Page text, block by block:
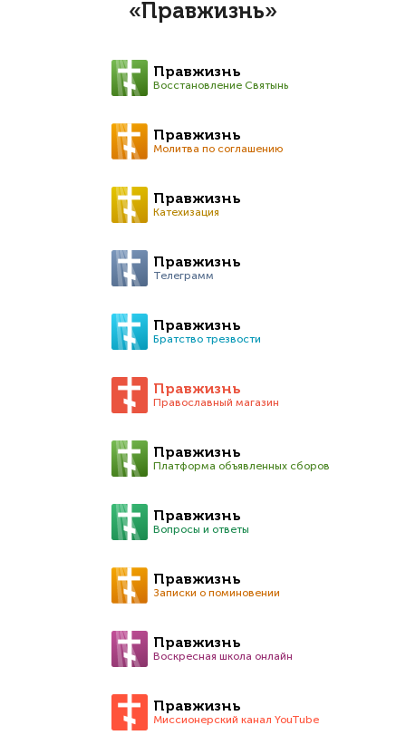
«Правжизнь»
Правжизнь
Восстановление Святынь
Правжизнь
Молитва по соглашению
Правжизнь
Катехизация
Правжизнь
Телеграмм
Правжизнь
Братство трезвости
Правжизнь
Православный магазин
Правжизнь
Платформа объявленных сборов
Правжизнь
Вопросы и ответы
Правжизнь
Записки о поминовении
Правжизнь
Воскресная школа онлайн
Правжизнь
Миссионерский канал YouTube